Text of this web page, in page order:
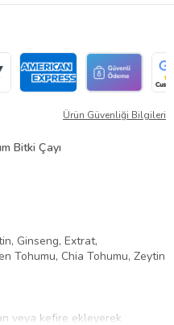
Ürün Güvenliği Bilgileri
Bitki Çayı
Ginseng, Extrat,
Tohumu, Chia Tohumu, Zeytin
veya kefire ekleyerek